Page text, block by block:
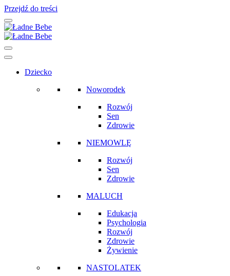
Przejdź do treści
Main
Navigation
Dziecko
Noworodek
Rozwój
Sen
Zdrowie
NIEMOWLĘ
Rozwój
Sen
Zdrowie
MALUCH
Edukacja
Psychologia
Rozwój
Zdrowie
Żywienie
NASTOLATEK